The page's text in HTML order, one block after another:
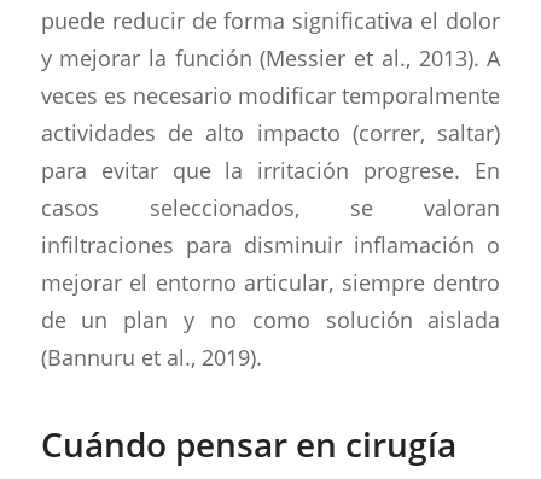
puede reducir de forma significativa el dolor
y mejorar la función (Messier et al., 2013). A
veces es necesario modificar temporalmente
actividades de alto impacto (correr, saltar)
para evitar que la irritación progrese. En
casos seleccionados, se valoran
infiltraciones para disminuir inflamación o
mejorar el entorno articular, siempre dentro
de un plan y no como solución aislada
(Bannuru et al., 2019).
Cuándo pensar en cirugía